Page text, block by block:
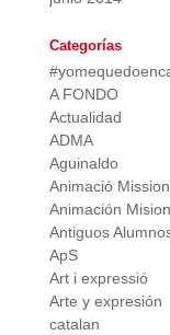
Categorías
A FONDO
Actualidad
ADMA
Aguinaldo
Animació
Animación
Antiguos
ApS
Art i expressió
Arte y expresión
catalan